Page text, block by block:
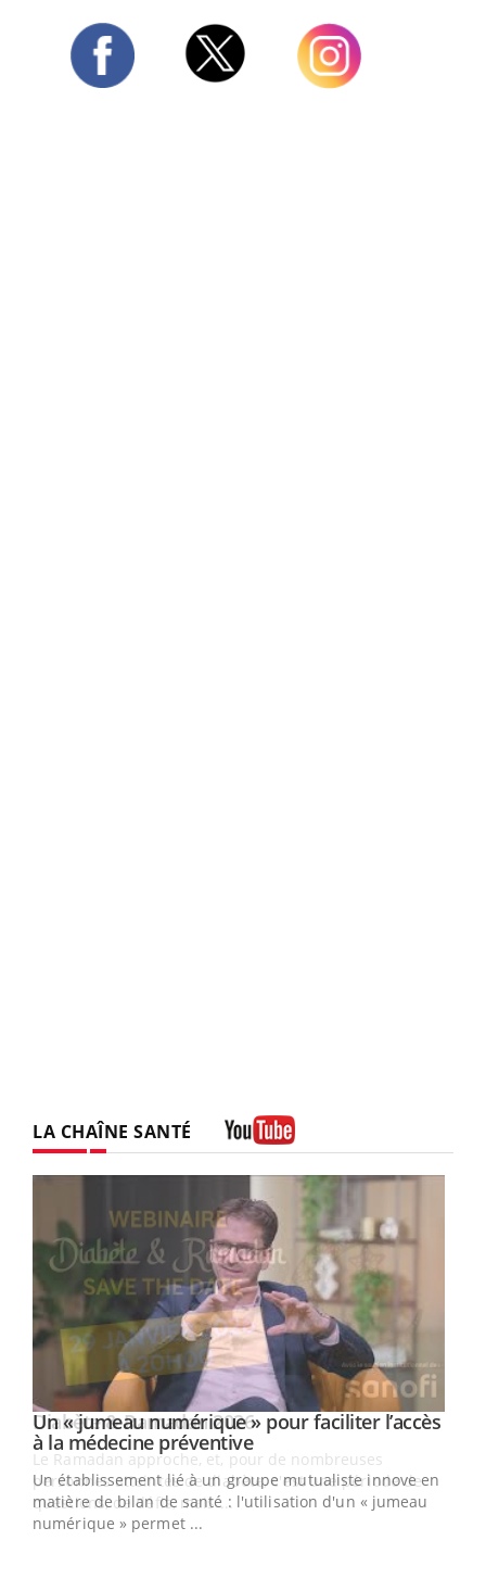
LA CHAÎNE SANTÉ
Youtube
Un « jumeau numérique » pour faciliter l’accès
à la médecine préventiveYoutube
Un établissement lié à un groupe mutualiste innove en
matière de bilan de santé : l'utilisation d'un « jumeau
numérique » permet ...